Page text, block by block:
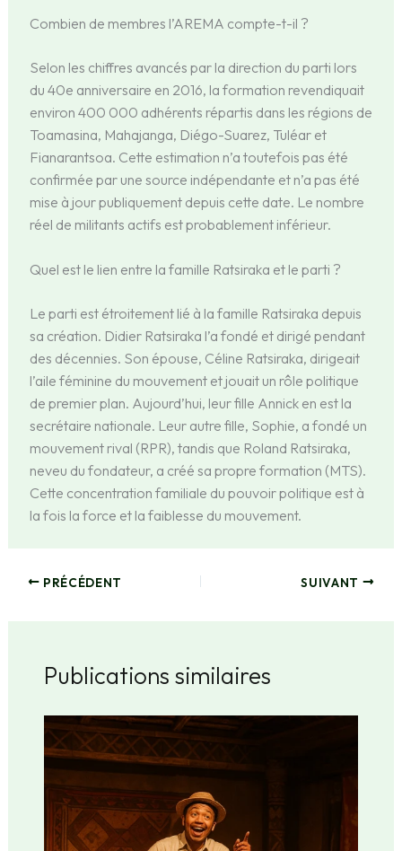
Combien de membres l’AREMA compte-t-il ?
Selon les chiffres avancés par la direction du parti lors
du 40e anniversaire en 2016, la formation revendiquait
environ 400 000 adhérents répartis dans les régions de
Toamasina, Mahajanga, Diégo-Suarez, Tuléar et
Fianarantsoa. Cette estimation n’a toutefois pas été
confirmée par une source indépendante et n’a pas été
mise à jour publiquement depuis cette date. Le nombre
réel de militants actifs est probablement inférieur.
Quel est le lien entre la famille Ratsiraka et le parti ?
Le parti est étroitement lié à la famille Ratsiraka depuis
sa création. Didier Ratsiraka l’a fondé et dirigé pendant
des décennies. Son épouse, Céline Ratsiraka, dirigeait
l’aile féminine du mouvement et jouait un rôle politique
de premier plan. Aujourd’hui, leur fille Annick en est la
secrétaire nationale. Leur autre fille, Sophie, a fondé un
mouvement rival (RPR), tandis que Roland Ratsiraka,
neveu du fondateur, a créé sa propre formation (MTS).
Cette concentration familiale du pouvoir politique est à
la fois la force et la faiblesse du mouvement.
PRÉCÉDENT SUIVANT
Publications similaires